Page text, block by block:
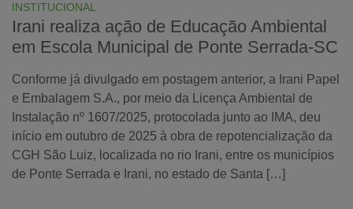
INSTITUCIONAL
Irani realiza ação de Educação Ambiental
em Escola Municipal de Ponte Serrada-SC
Conforme já divulgado em postagem anterior, a Irani Papel
e Embalagem S.A., por meio da Licença Ambiental de
Instalação nº 1607/2025, protocolada junto ao IMA, deu
início em outubro de 2025 à obra de repotencialização da
CGH São Luiz, localizada no rio Irani, entre os municípios
de Ponte Serrada e Irani, no estado de Santa […]